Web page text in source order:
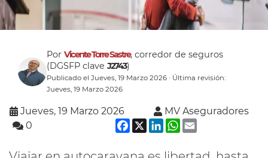
Por Vicente Torre Sastre, corredor de seguros
(DGSFP clave J2743)
Publicado el Jueves, 19 Marzo 2026 · Última revisión:
Jueves, 19 Marzo 2026
Jueves, 19 Marzo 2026
MV Aseguradores
0
Facebook
X LinkedInWhatsApp